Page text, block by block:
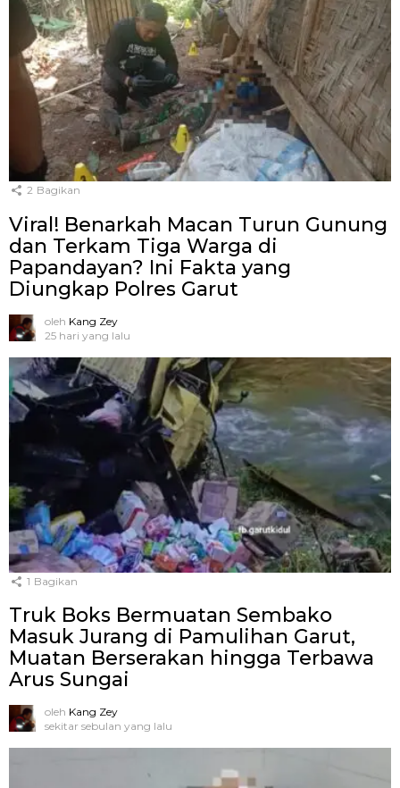
2 Bagikan
Viral! Benarkah Macan Turun Gunung
dan Terkam Tiga Warga di
Papandayan? Ini Fakta yang
Diungkap Polres Garut
oleh Kang Zey
25 hari yang lalu
1 Bagikan
Truk Boks Bermuatan Sembako
Masuk Jurang di Pamulihan Garut,
Muatan Berserakan hingga Terbawa
Arus Sungai
oleh Kang Zey
sekitar sebulan yang lalu